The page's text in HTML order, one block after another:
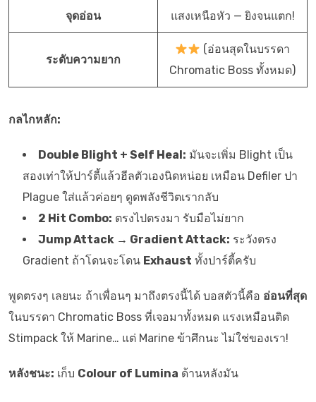
จุดอ่อน แสงเหนือหัว — ยิงจนแตก!
ระดับความยาก
(อ่อนสุดในบรรดา
Chromatic Boss ทั้งหมด)
กลไกหลัก:
Double Blight + Self Heal: มันจะเพิ่ม Blight เป็น
สองเท่าให้ปาร์ตี้แล้วฮีลตัวเองนิดหน่อย เหมือน Defiler ปา
Plague ใส่แล้วค่อยๆ ดูดพลังชีวิตเรากลับ
2 Hit Combo: ตรงไปตรงมา รับมือไม่ยาก
Jump Attack → Gradient Attack: ระวังตรง
Gradient ถ้าโดนจะโดน Exhaust ทั้งปาร์ตี้ครับ
พูดตรงๆ เลยนะ ถ้าเพื่อนๆ มาถึงตรงนี้ได้ บอสตัวนี้คือ อ่อนที่สุด
ในบรรดา Chromatic Boss ที่เจอมาทั้งหมด แรงเหมือนติด
Stimpack ให้ Marine… แต่ Marine ข้าศึกนะ ไม่ใช่ของเรา!
หลังชนะ: เก็บ Colour of Lumina ด้านหลังมัน